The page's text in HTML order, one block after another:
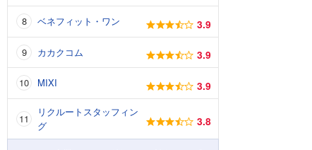
ベネフィット・ワン 3.9
カカクコム 3.9
MIXI 3.9
リクルートスタッフィン
グ
3.8